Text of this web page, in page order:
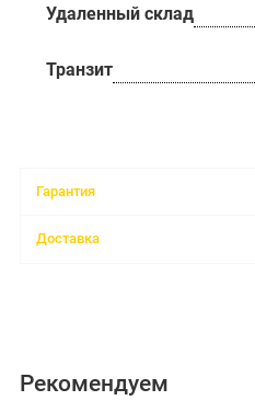
Удаленный склад
Транзит
Гарантия
Доставка
Рекомендуем